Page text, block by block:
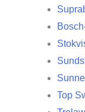
Top